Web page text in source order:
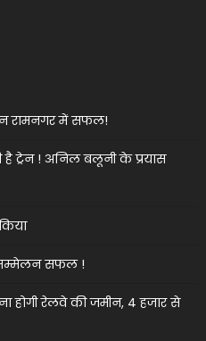
रामनगर में सफल!
है ट्रेन ! अनिल बलूनी के प्रयास
सम्मेलन सफल !
होगी रेलवे की जमीन, 4 हजार से